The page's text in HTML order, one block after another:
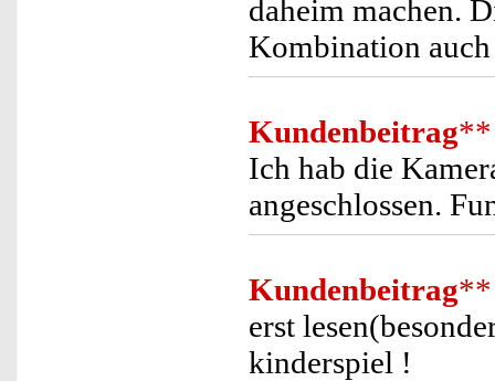
daheim machen.
Kombination auch
Kundenbeitrag**
Ich hab die
angeschlossen.
Kundenbeitrag**
erst
kinderspiel !